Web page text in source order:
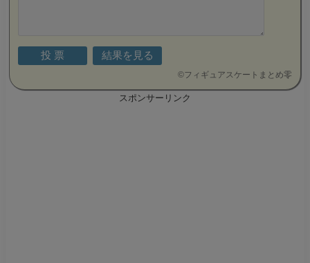
©フィギュアスケートまとめ零
スポンサーリンク